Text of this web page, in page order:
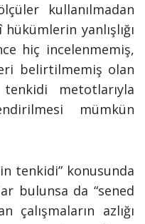
kullanılmadan
yanlışlığı
hiç incelenmemiş,
belirtilmemiş olan
metotlarıyla
mümkün
tenkidi” konusunda
bulunsa da “sened
çalışmaların azlığı